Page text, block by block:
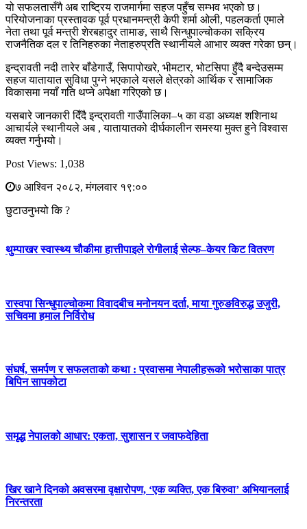
यो सफलतासँगै अब राष्ट्रिय राजमार्गमा सहज पहुँच सम्भव भएको छ।
परियोजनाका प्रस्तावक पूर्व प्रधानमन्त्री केपी शर्मा ओली, पहलकर्ता एमाले
नेता तथा पूर्व मन्त्री शेरबहादुर तामाङ, साथै सिन्धुपाल्चोकका सक्रिय
राजनैतिक दल र तिनिहरुका नेताहरुप्रति स्थानीयले आभार व्यक्त गरेका छन्।
इन्द्रावती नदी तारेर बाँडेगाउँ, सिपापोखरे, भीमटार, भोटसिपा हुँदै बन्देउसम्म
सहज यातायात सुविधा पुग्ने भएकाले यसले क्षेत्रको आर्थिक र सामाजिक
विकासमा नयाँ गति थप्ने अपेक्षा गरिएको छ।
यसबारे जानकारी दिँदै इन्द्रावती गाउँपालिका–५ का वडा अध्यक्ष शशिनाथ
आचार्यले स्थानीयले अब , यातायातको दीर्घकालीन समस्या मुक्त हुने विश्वास
व्यक्त गर्नुभयो।
Post Views: 1,038
७ आश्विन २०८२, मंगलवार १९:००
छुटाउनुभयो कि ?
थुम्पाखर स्वास्थ्य चौकीमा हात्तीपाइले रोगीलाई सेल्फ–केयर किट वितरण
रास्वपा सिन्धुपाल्चोकमा विवादबीच मनोनयन दर्ता, माया गुरुङविरुद्ध उजुरी,
सचिवमा हमाल निर्विरोध
संघर्ष, समर्पण र सफलताको कथा : प्रवासमा नेपालीहरूको भरोसाका पात्र
बिपिन सापकोटा
समृद्ध नेपालको आधार: एकता, सुशासन र जवाफदेहिता
खिर खाने दिनको अवसरमा वृक्षारोपण, ‘एक व्यक्ति, एक बिरुवा’ अभियानलाई
निरन्तरता